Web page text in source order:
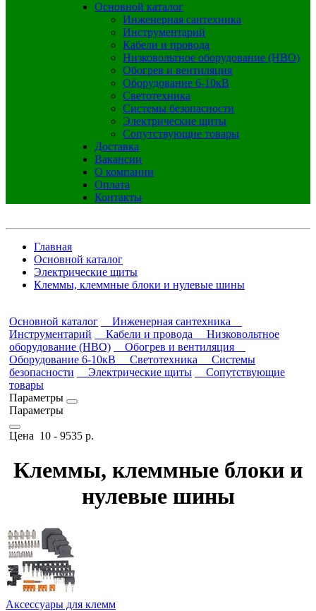
Основной каталог
Инженерная сантехника
Инструментарий
Кабели и провода
Низковольтное оборудование (НВО)
Обогрев и вентиляция
Оборудование 6-10кВ
Светотехника
Системы безопасности
Электрические щиты
Сопутствующие товары
Доставка
Вакансии
О компании
Оплата
Контакты
Главная
Основной каталог
Электрические щиты
Клеммы, клеммные блоки и нулевые шины
Основной каталог
Инженерная сантехника
Инструментарий
Кабели и провода
Низковольтное
оборудование (НВО)
Обогрев и вентиляция
Оборудование 6-10кВ
Светотехника
Системы
безопасности
Электрические щиты
Сопутствующие
товары
Параметры
Параметры
Цена 10 - 9535 р.
Клеммы, клеммные блоки и
нулевые шины
Аксессуары для клемм